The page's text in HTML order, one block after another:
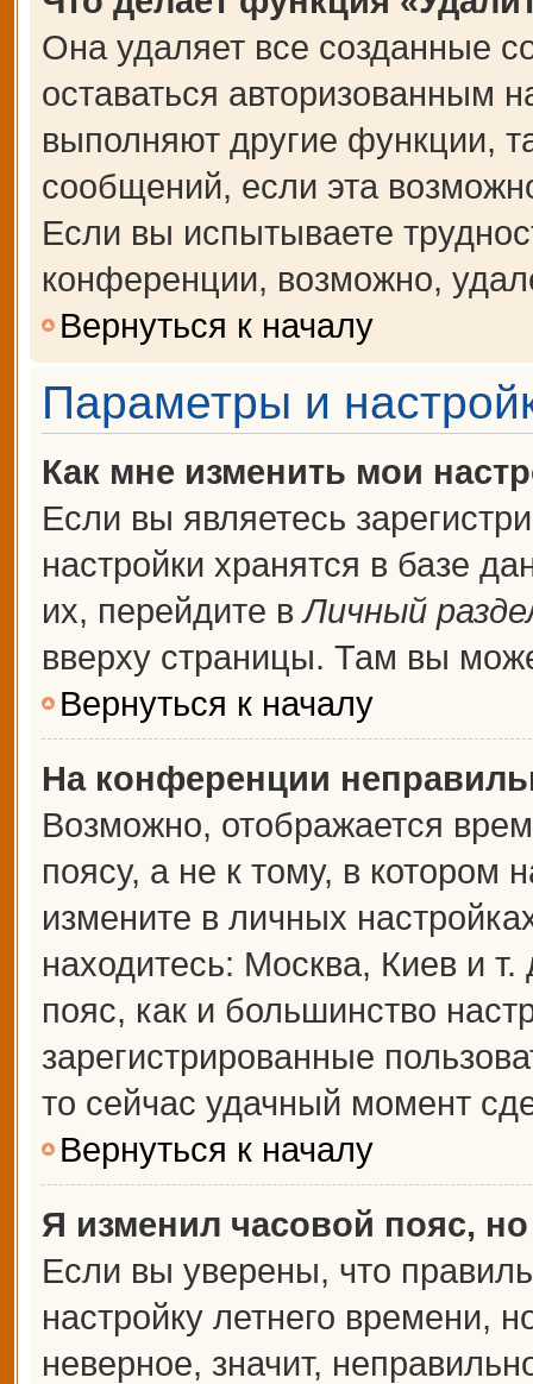
Она удаляет все созданные
оставаться авторизованным
выполняют другие функции,
сообщений, если эта
Если вы испытываете
конференции, возможно,
Вернуться к началу
Параметры и
Как мне изменить мои
Если вы являетесь
настройки хранятся в базе
их, перейдите вЛичный
вверху страницы. Там вы
Вернуться к началу
На конференции
Возможно, отображается
поясу, а не к тому, в котором
измените в личных
находитесь: Москва, Киев и
пояс, как и большинство
зарегистрированные
то сейчас удачный момент
Вернуться к началу
Я изменил часовой пояс,
Если вы уверены, что
настройку летнего времени,
неверное, значит,